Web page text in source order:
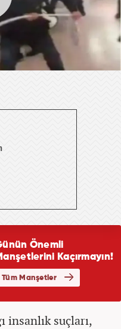
insanlık suçları,